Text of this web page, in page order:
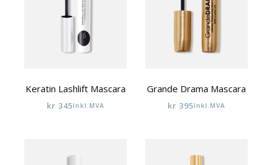
Keratin Lashlift Mascara
kr 345Inkl.MVA
Grande Drama Mascara
kr 395Inkl.MVA